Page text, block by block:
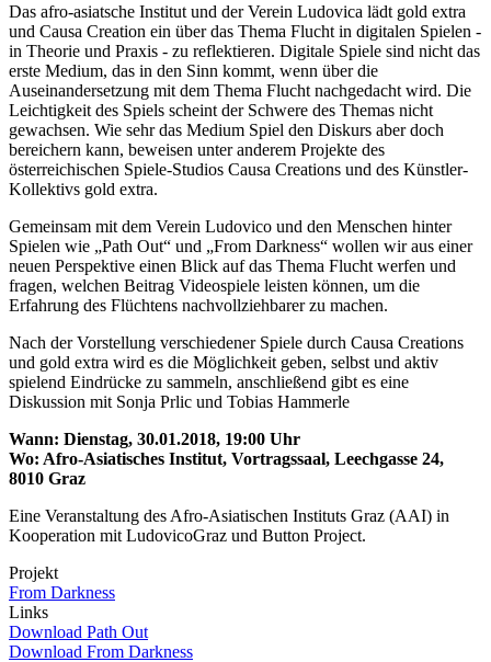
Das afro-asiatsche Institut und der Verein Ludovica lädt gold extra
und Causa Creation ein über das Thema Flucht in digitalen Spielen -
in Theorie und Praxis - zu reflektieren. Digitale Spiele sind nicht das
erste Medium, das in den Sinn kommt, wenn über die
Auseinandersetzung mit dem Thema Flucht nachgedacht wird. Die
Leichtigkeit des Spiels scheint der Schwere des Themas nicht
gewachsen. Wie sehr das Medium Spiel den Diskurs aber doch
bereichern kann, beweisen unter anderem Projekte des
österreichischen Spiele-Studios Causa Creations und des Künstler-
Kollektivs gold extra.
Gemeinsam mit dem Verein Ludovico und den Menschen hinter
Spielen wie „Path Out“ und „From Darkness“ wollen wir aus einer
neuen Perspektive einen Blick auf das Thema Flucht werfen und
fragen, welchen Beitrag Videospiele leisten können, um die
Erfahrung des Flüchtens nachvollziehbarer zu machen.
Nach der Vorstellung verschiedener Spiele durch Causa Creations
und gold extra wird es die Möglichkeit geben, selbst und aktiv
spielend Eindrücke zu sammeln, anschließend gibt es eine
Diskussion mit Sonja Prlic und Tobias Hammerle
Wann: Dienstag, 30.01.2018, 19:00 Uhr
Wo: Afro-Asiatisches Institut, Vortragssaal, Leechgasse 24,
8010 Graz
Eine Veranstaltung des Afro-Asiatischen Instituts Graz (AAI) in
Kooperation mit LudovicoGraz und Button Project.
Projekt
From Darkness
Links
Download Path Out
Download From Darkness